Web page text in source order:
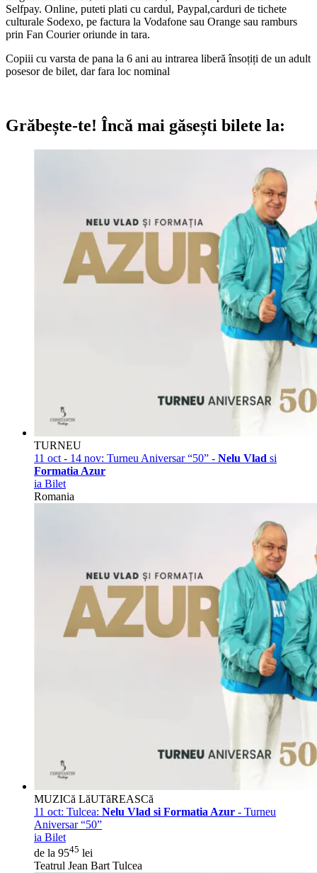
Selfpay. Online, puteti plati cu cardul, Paypal,carduri de tichete
culturale Sodexo, pe factura la Vodafone sau Orange sau ramburs
prin Fan Courier oriunde in tara.
Copiii cu varsta de pana la 6 ani au intrarea liberă însoțiți de un adult
posesor de bilet, dar fara loc nominal
Grăbește-te! Încă mai găsești bilete la:
TURNEU
11 oct - 14 nov: Turneu Aniversar “50” - Nelu Vlad si
Formatia Azur
ia Bilet
Romania
MUZICă LăUTăREASCă
11 oct: Tulcea: Nelu Vlad si Formatia Azur - Turneu
Aniversar “50”
ia Bilet
de la 9545 lei
Teatrul Jean Bart Tulcea